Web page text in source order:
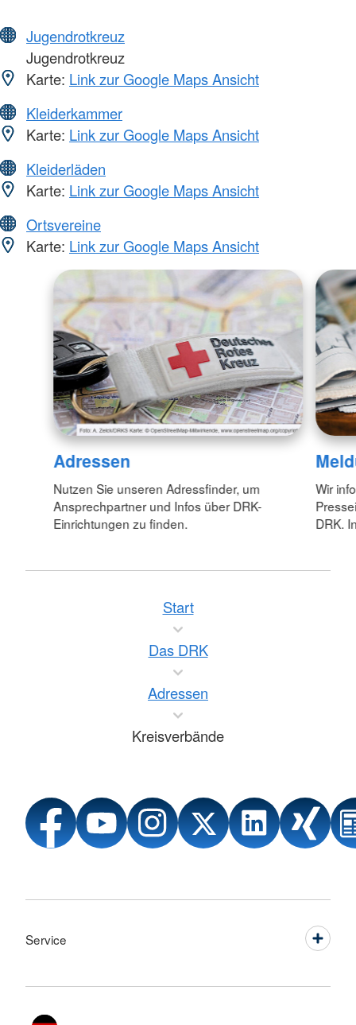
Jugendrotkreuz
Jugendrotkreuz
Karte: Link zur Google Maps Ansicht
Kleiderkammer
Karte: Link zur Google Maps Ansicht
Kleiderläden
Karte: Link zur Google Maps Ansicht
Ortsvereine
Karte: Link zur Google Maps Ansicht
Adressen
Nutzen Sie unseren Adressfinder, um
Ansprechpartner und Infos über DRK-
Einrichtungen zu finden.
Wir
DRK.
Start
Das DRK
Adressen
Kreisverbände
Service
Sprache wechseln zu